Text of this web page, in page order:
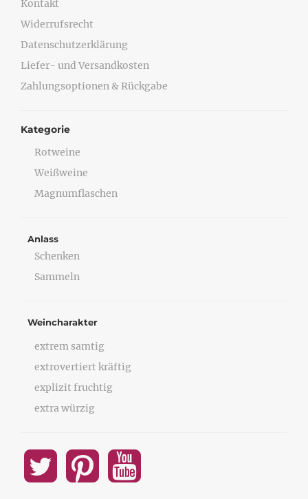
Kontakt
Widerrufsrecht
Datenschutzerklärung
Liefer- und Versandkosten
Zahlungsoptionen & Rückgabe
Kategorie
Rotweine
Weißweine
Magnumflaschen
Anlass
Schenken
Sammeln
Weincharakter
extrem samtig
extrovertiert kräftig
explizit fruchtig
extra würzig